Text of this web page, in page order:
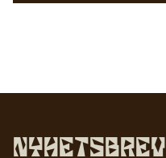
Nyhetsbrev